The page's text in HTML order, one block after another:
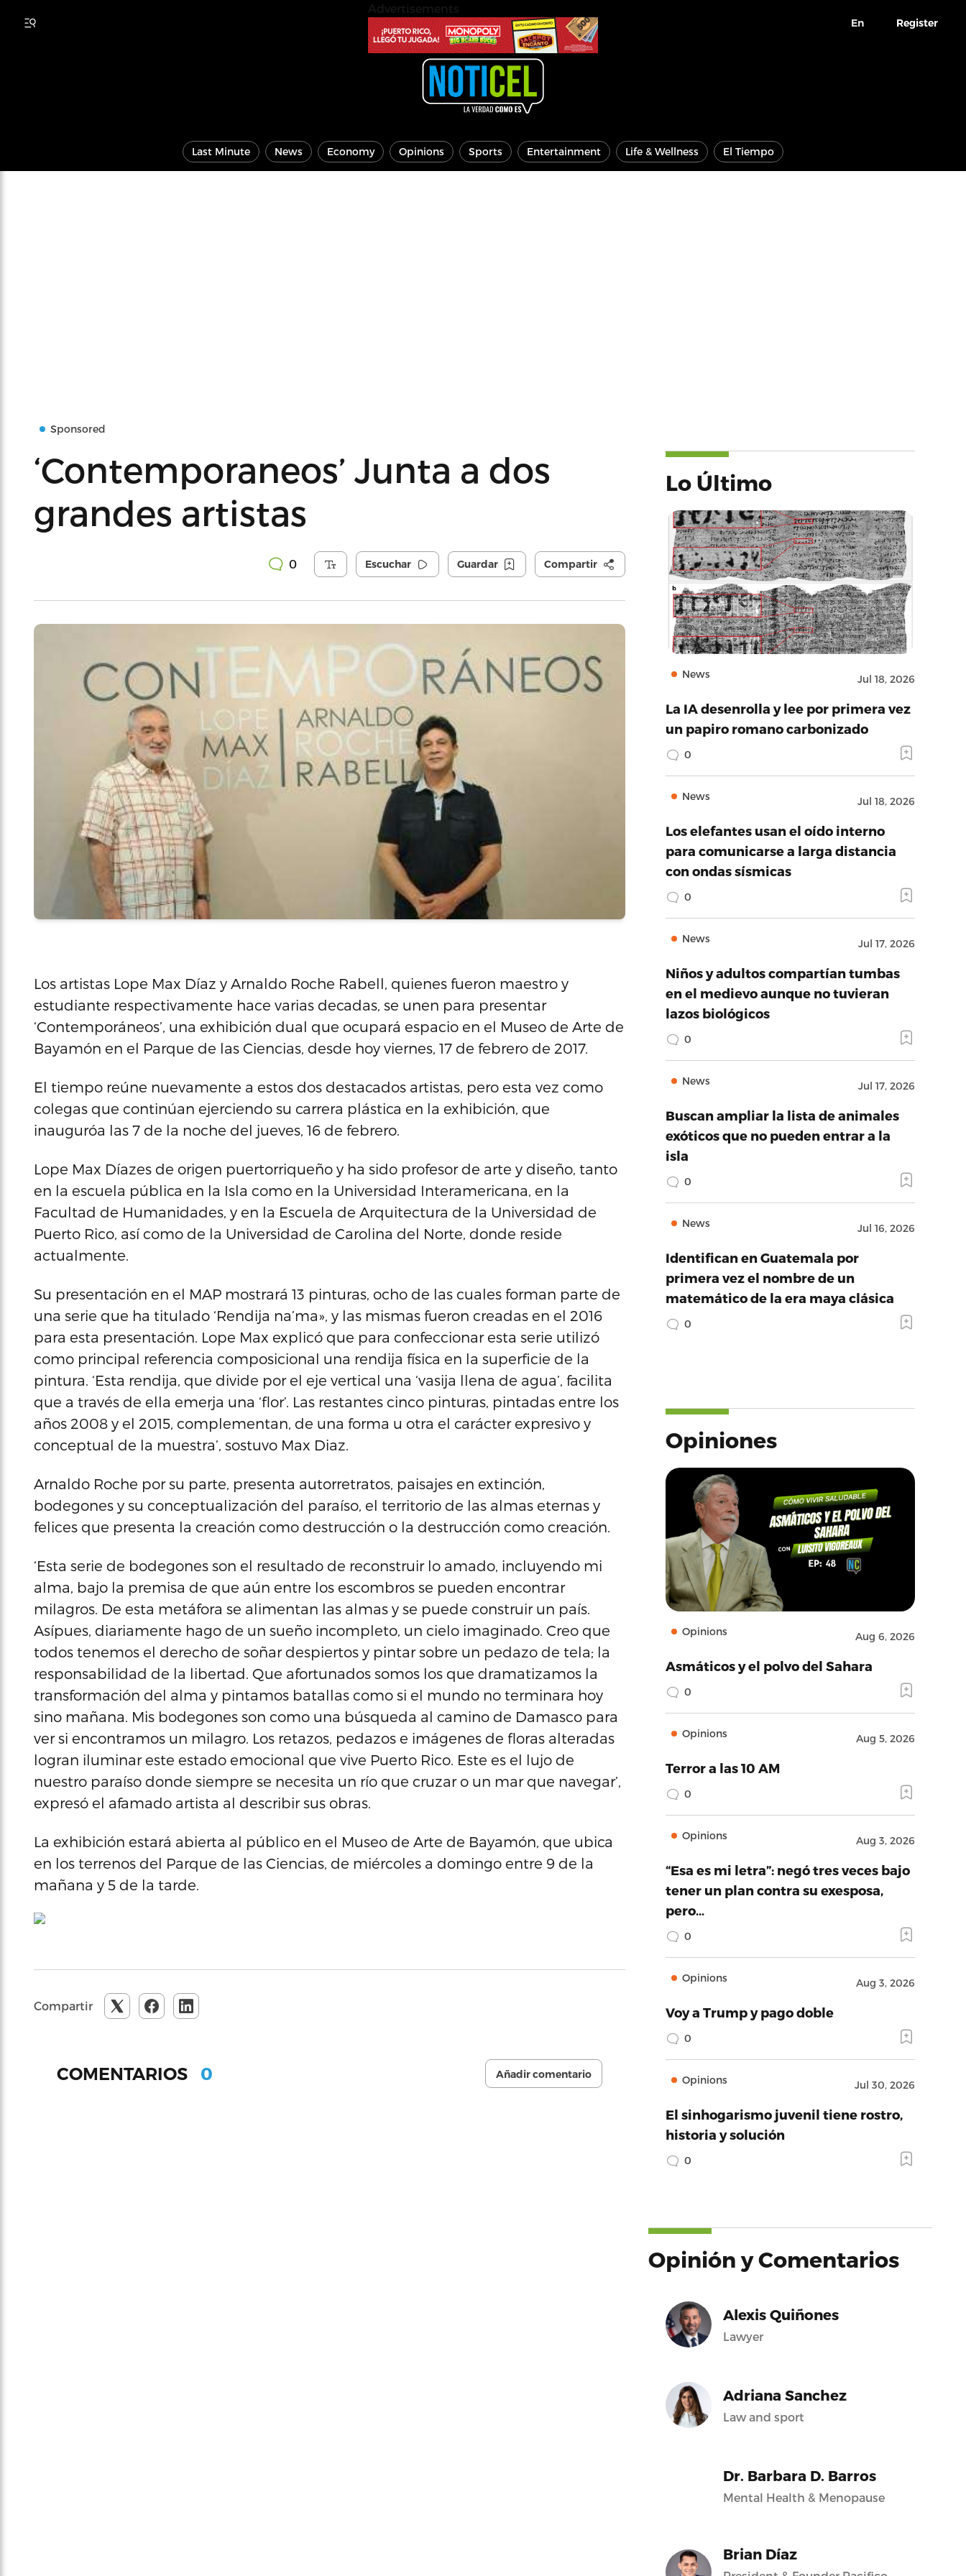
En Register
Last Minute News Economy Opinions Sports Entertainment Life & Wellness El Tiempo
Sponsored
‘Contemporaneos’ Junta a dos
grandes artistas
0 Escuchar Guardar Compartir
Los artistas Lope Max Díaz y Arnaldo Roche Rabell, quienes fueron maestro y
estudiante respectivamente hace varias decadas, se unen para presentar
‘Contemporáneos’, una exhibición dual que ocupará espacio en el Museo de Arte de
Bayamón en el Parque de las Ciencias, desde hoy viernes, 17 de febrero de 2017.
El tiempo reúne nuevamente a estos dos destacados artistas, pero esta vez como
colegas que continúan ejerciendo su carrera plástica en la exhibición, que
inauguróa las 7 de la noche del jueves, 16 de febrero.
Lope Max Díazes de origen puertorriqueño y ha sido profesor de arte y diseño, tanto
en la escuela pública en la Isla como en la Universidad Interamericana, en la
Facultad de Humanidades, y en la Escuela de Arquitectura de la Universidad de
Puerto Rico, así como de la Universidad de Carolina del Norte, donde reside
actualmente.
Su presentación en el MAP mostrará 13 pinturas, ocho de las cuales forman parte de
una serie que ha titulado ‘Rendija na’ma», y las mismas fueron creadas en el 2016
para esta presentación. Lope Max explicó que para confeccionar esta serie utilizó
como principal referencia composicional una rendija física en la superficie de la
pintura. ‘Esta rendija, que divide por el eje vertical una ‘vasija llena de agua’, facilita
que a través de ella emerja una ‘flor’. Las restantes cinco pinturas, pintadas entre los
años 2008 y el 2015, complementan, de una forma u otra el carácter expresivo y
conceptual de la muestra’, sostuvo Max Diaz.
Arnaldo Roche por su parte, presenta autorretratos, paisajes en extinción,
bodegones y su conceptualización del paraíso, el territorio de las almas eternas y
felices que presenta la creación como destrucción o la destrucción como creación.
‘Esta serie de bodegones son el resultado de reconstruir lo amado, incluyendo mi
alma, bajo la premisa de que aún entre los escombros se pueden encontrar
milagros. De esta metáfora se alimentan las almas y se puede construir un país.
Asípues, diariamente hago de un sueño incompleto, un cielo imaginado. Creo que
todos tenemos el derecho de soñar despiertos y pintar sobre un pedazo de tela; la
responsabilidad de la libertad. Que afortunados somos los que dramatizamos la
transformación del alma y pintamos batallas como si el mundo no terminara hoy
sino mañana. Mis bodegones son como una búsqueda al camino de Damasco para
ver si encontramos un milagro. Los retazos, pedazos e imágenes de floras alteradas
logran iluminar este estado emocional que vive Puerto Rico. Este es el lujo de
nuestro paraíso donde siempre se necesita un río que cruzar o un mar que navegar’,
expresó el afamado artista al describir sus obras.
La exhibición estará abierta al público en el Museo de Arte de Bayamón, que ubica
en los terrenos del Parque de las Ciencias, de miércoles a domingo entre 9 de la
mañana y 5 de la tarde.
Compartir
COMENTARIOS 0 Añadir comentario
Lo Último
News Jul 18, 2026
La IA desenrolla y lee por primera vez
un papiro romano carbonizado
0
News Jul 18, 2026
Los elefantes usan el oído interno
para comunicarse a larga distancia
con ondas sísmicas
0
News Jul 17, 2026
Niños y adultos compartían tumbas
en el medievo aunque no tuvieran
lazos biológicos
0
News Jul 17, 2026
Buscan ampliar la lista de animales
exóticos que no pueden entrar a la
isla
0
News Jul 16, 2026
Identifican en Guatemala por
primera vez el nombre de un
matemático de la era maya clásica
0
Opiniones
Opinions Aug 6, 2026
Asmáticos y el polvo del Sahara
0
Opinions Aug 5, 2026
Terror a las 10 AM
0
Opinions Aug 3, 2026
“Esa es mi letra”: negó tres veces bajo
tener un plan contra su exesposa,
pero…
0
Opinions Aug 3, 2026
Voy a Trump y pago doble
0
Opinions Jul 30, 2026
El sinhogarismo juvenil tiene rostro,
historia y solución
0
Opinión y Comentarios
Alexis Quiñones
Lawyer
Adriana Sanchez
Law and sport
Dr. Barbara D. Barros
Mental Health & Menopause
Brian Díaz